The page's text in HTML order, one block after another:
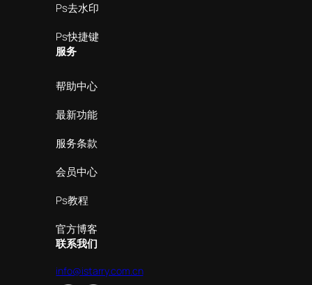
Ps去水印
Ps快捷键
服务
帮助中心
最新功能
服务条款
会员中心
Ps教程
官方博客
联系我们
info@istarry.com.cn